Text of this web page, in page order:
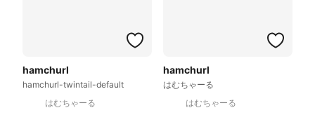
hamchurl
hamchurl-twintail-default
はむちゃーる
hamchurl
はむちゃーる
はむちゃーる